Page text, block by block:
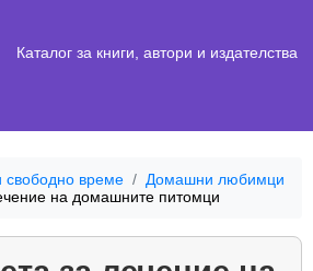
Каталог за книги, автори и издателства
свободно време
Домашни любимци
на домашните питомци